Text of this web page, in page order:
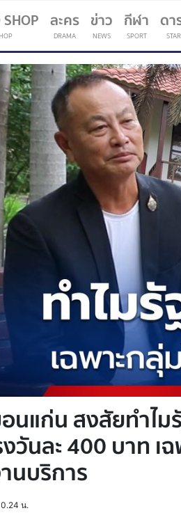
ละคร
DRAMA
ข่าว
NEWS
กีฬา
SPORT
ดา
นแก่น สงสัยทำไ
วันละ 400 บาท เ
นบริการ
น.